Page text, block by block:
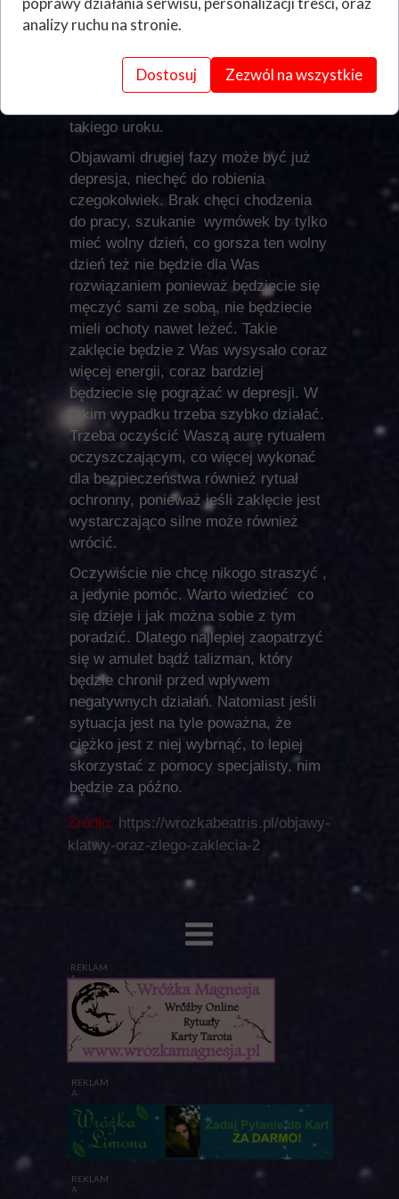
REKLAM
A
REKLAM
A
REKLAM
A
Źródło: https://wrozkabeatris.pl/objawy-
klatwy-oraz-zlego-zaklecia-2
mocniejszego, na szczęście
zdarzają się dużo rzadziej i osoba
która się tym nie zajmuje na co dzień
takiego uroku.
Objawami drugiej fazy może być już
depresja, niechęć do robienia
czegokolwiek. Brak chęci chodzenia
do pracy, szukanie wymówek by tylko
mieć wolny dzień, co gorsza ten wolny
dzień też nie będzie dla Was
rozwiązaniem ponieważ będziecie się
męczyć sami ze sobą, nie będziecie
mieli ochoty nawet leżeć. Takie
zaklęcie będzie z Was wysysało coraz
więcej energii, coraz bardziej
będziecie się pogrążać w depresji. W
takim wypadku trzeba szybko działać.
Trzeba oczyścić Waszą aurę rytuałem
oczyszczającym, co więcej wykonać
dla bezpieczeństwa również rytuał
ochronny, ponieważ jeśli zaklęcie jest
wystarczająco silne może również
wrócić.
Oczywiście nie chcę nikogo straszyć ,
a jedynie pomóc. Warto wiedzieć co
się dzieje i jak można sobie z tym
poradzić. Dlatego najlepiej zaopatrzyć
się w amulet bądź talizman, który
będzie chronił przed wpływem
negatywnych działań. Natomiast jeśli
sytuacja jest na tyle poważna, że
ciężko jest z niej wybrnąć, to lepiej
skorzystać z pomocy specjalisty, nim
będzie za późno.
analizy ruchu na stronie.
Dostosuj Zezwól na wszystkie